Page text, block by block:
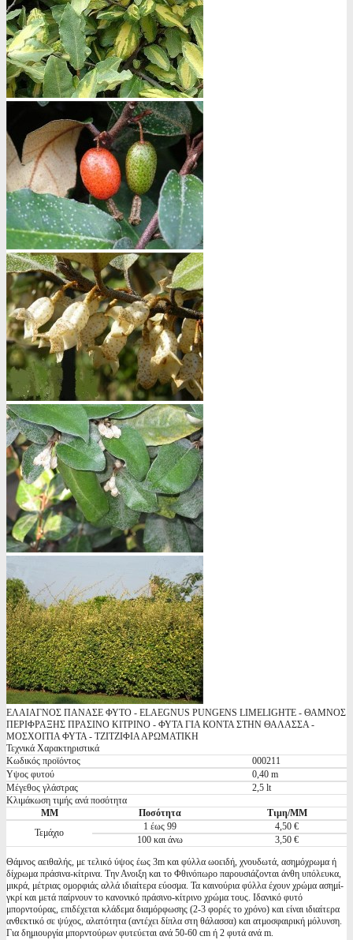
ΕΛΑΙΑΓΝΟΣ ΠΑΝΑΣΕ ΦΥΤΟ - ELAEGNUS PUNGENS LIMELIGHTE - ΘΑΜΝΟΣ
ΠΕΡΙΦΡΑΞΗΣ ΠΡΑΣΙΝΟ ΚΙΤΡΙΝΟ - ΦΥΤΑ ΓΙΑ ΚΟΝΤΑ ΣΤΗΝ ΘΑΛΑΣΣΑ -
ΜΟΣΧΟΙΤΙΑ ΦΥΤΑ - ΤΖΙΤΖΙΦΙΑ ΑΡΩΜΑΤΙΚΗ
Τεχνικά Χαρακτηριστικά
Κωδικός προϊόντος
000211
Υψος φυτού
0,40 m
Μέγεθος γλάστρας
2,5 lt
Κλιμάκωση τιμής ανά ποσότητα
ΜΜ
Ποσότητα
Τιμη/ΜΜ
Τεμάχιο
1 έως 99
4,50 €
100 και άνω
3,50 €
Θάμνος αειθαλής, με τελικό ύψος έως 3m και φύλλα ωοειδή, χνουδωτά, ασημόχρωμα ή
δίχρωμα πράσινα-κίτρινα. Την Ανοιξη και το Φθινόπωρο παρουσιάζονται άνθη υπόλευκα,
μικρά, μέτριας ομορφιάς αλλά ιδιαίτερα εύοσμα. Τα καινούρια φύλλα έχουν χρώμα ασημί-
γκρί και μετά παίρνουν το κανονικό πράσινο-κίτρινο χρώμα τους. Ιδανικό φυτό
μπορντούρας, επιδέχεται κλάδεμα διαμόρφωσης (2-3 φορές το χρόνο) και είναι ιδιαίτερα
ανθεκτικό σε ψύχος, αλατότητα (αντέχει δίπλα στη θάλασσα) και ατμοσφαιρική μόλυνση.
Για δημιουργία μπορντούρων φυτεύεται ανά 50-60 cm ή 2 φυτά ανά m.